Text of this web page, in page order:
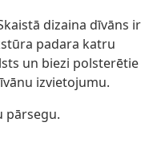
dizaina dīvāns ir
padara katru
un biezi polsterētie
izvietojumu.
pārsegu.